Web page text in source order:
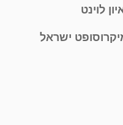
לוינט
ישראל